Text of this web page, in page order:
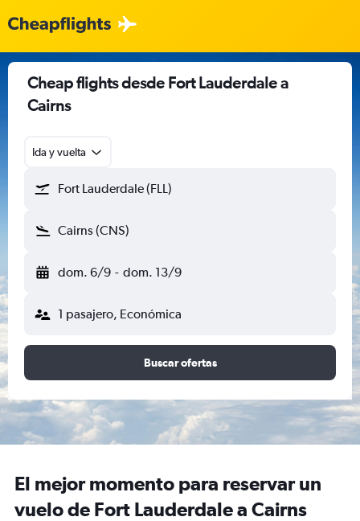
Cheap flights desde Fort Lauderdale a
Cairns
Ida y vuelta
Fort Lauderdale (FLL)
Cairns (CNS)
dom. 6/9 - dom. 13/9
1 pasajero, Económica
Buscar ofertas
El mejor momento para reservar un
vuelo de Fort Lauderdale a Cairns